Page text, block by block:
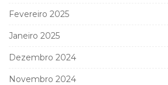
Fevereiro 2025
Janeiro 2025
Dezembro 2024
Novembro 2024